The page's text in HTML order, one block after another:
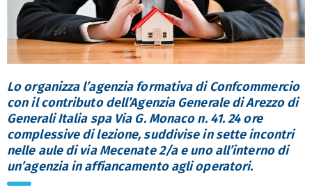
Lo organizza l’agenzia formativa di Confcommercio
con il contributo dell’Agenzia Generale di Arezzo di
Generali Italia spa Via G. Monaco n. 41. 24 ore
complessive di lezione, suddivise in sette incontri
nelle aule di via Mecenate 2/a e uno all’interno di
un’agenzia in affiancamento agli operatori.